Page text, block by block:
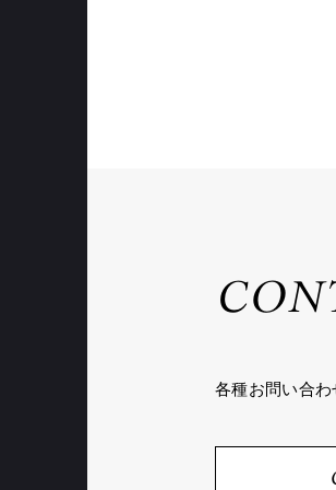
各種お問い合わ